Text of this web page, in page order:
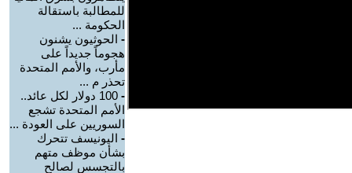
للمطالبة باستقالة
الحكومة ...
- الحوثيون يشنون
هجوماً جديداً على
مأرب، والأمم المتحدة
تحذر م ...
-
100 دولار لكل عائد..
الأمم المتحدة تشجع
السوريين على العودة ...
- اليونيسف تتحرك
بشأن موظف متهم
بالتجسس لصالح